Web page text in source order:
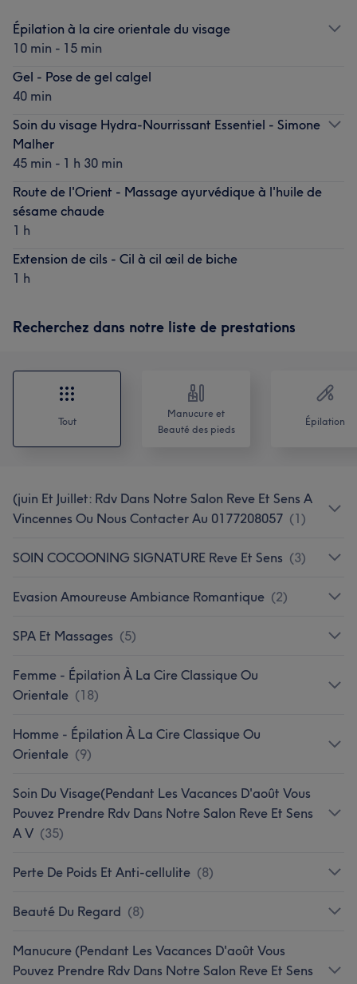
Épilation à la cire orientale du visage
10 min - 15 min
Gel - Pose de gel calgel
40 min
Soin du visage Hydra-Nourrissant Essentiel - Simone
Malher
45 min - 1 h 30 min
Route de l'Orient - Massage ayurvédique à l'huile de
sésame chaude
1 h
Extension de cils - Cil à cil œil de biche
1 h
Recherchez dans notre liste de prestations
Tout
Manucure et
Beauté des pieds
Épilation
(juin Et Juillet: Rdv Dans Notre Salon Reve Et Sens A
Vincennes Ou Nous Contacter Au 0177208057 (1)
SOIN COCOONING SIGNATURE Reve Et Sens (3)
Evasion Amoureuse Ambiance Romantique (2)
SPA Et Massages (5)
Femme - Épilation À La Cire Classique Ou
Orientale (18)
Homme - Épilation À La Cire Classique Ou
Orientale (9)
Soin Du Visage(Pendant Les Vacances D'août Vous
Pouvez Prendre Rdv Dans Notre Salon Reve Et Sens
A V (35)
Perte De Poids Et Anti-cellulite (8)
Beauté Du Regard (8)
Manucure (Pendant Les Vacances D'août Vous
Pouvez Prendre Rdv Dans Notre Salon Reve Et Sens